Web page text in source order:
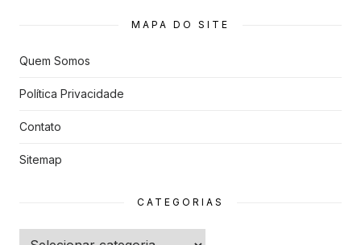
s
MAPA DO SITE
Quem Somos
Política Privacidade
Contato
Sitemap
CATEGORIAS
Categorias